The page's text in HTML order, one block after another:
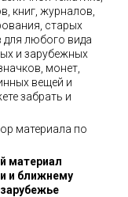
книг, журналов,
старых
для любого вида
и зарубежных
монет,
вещей и
забрать и
материала по
материал
и ближнему